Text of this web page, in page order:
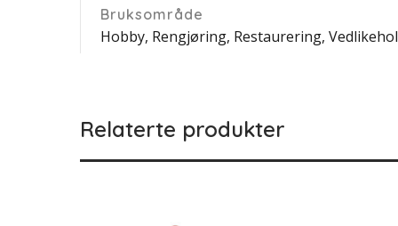
Bruksområde
Hobby, Rengjøring, Restaurering,
Relaterte produkter